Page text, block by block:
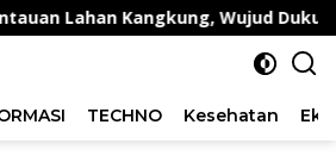
Lahan Kangkung, Wujud
TECHNO Kesehatan